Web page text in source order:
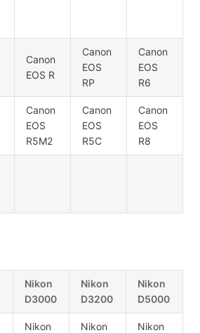
Canon
EOS R
Canon
EOS
RP
Canon
EOS
R6
Canon
EOS
R5M2
Canon
EOS
R5C
Canon
EOS
R8
Nikon
D3000
Nikon
D3200
Nikon
D5000
Nikon
Nikon
Nikon